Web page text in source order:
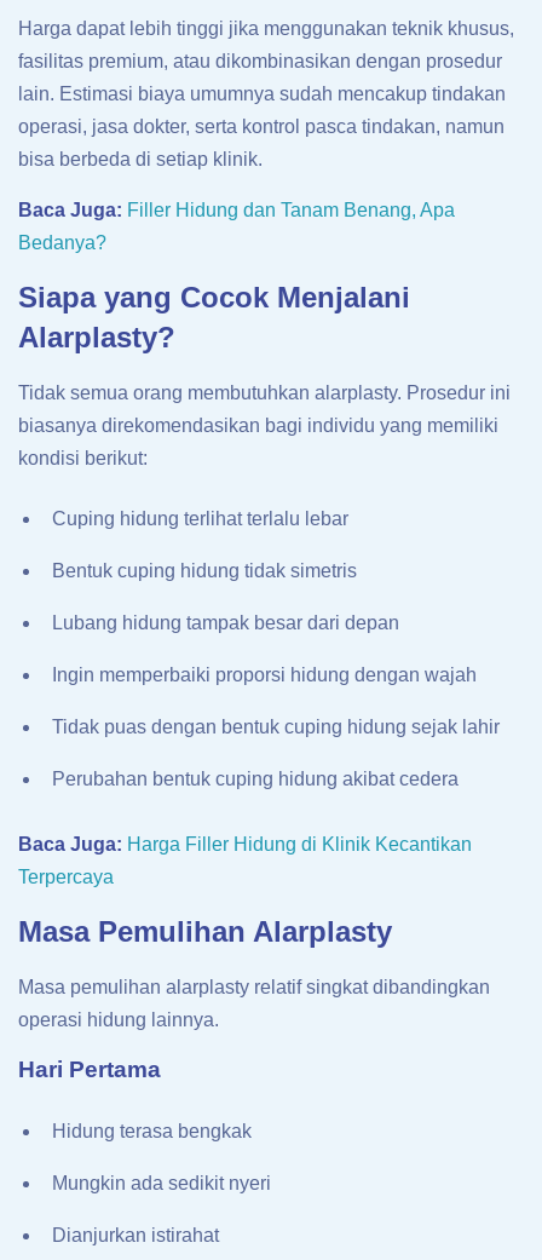
Harga dapat lebih tinggi jika menggunakan teknik khusus,
fasilitas premium, atau dikombinasikan dengan prosedur
lain. Estimasi biaya umumnya sudah mencakup tindakan
operasi, jasa dokter, serta kontrol pasca tindakan, namun
bisa berbeda di setiap klinik.
Baca Juga: Filler Hidung dan Tanam Benang, Apa
Bedanya?
Siapa yang Cocok Menjalani
Alarplasty?
Tidak semua orang membutuhkan alarplasty. Prosedur ini
biasanya direkomendasikan bagi individu yang memiliki
kondisi berikut:
Cuping hidung terlihat terlalu lebar
Bentuk cuping hidung tidak simetris
Lubang hidung tampak besar dari depan
Ingin memperbaiki proporsi hidung dengan wajah
Tidak puas dengan bentuk cuping hidung sejak lahir
Perubahan bentuk cuping hidung akibat cedera
Baca Juga: Harga Filler Hidung di Klinik Kecantikan
Terpercaya
Masa Pemulihan Alarplasty
Masa pemulihan alarplasty relatif singkat dibandingkan
operasi hidung lainnya.
Hari Pertama
Hidung terasa bengkak
Mungkin ada sedikit nyeri
Dianjurkan istirahat